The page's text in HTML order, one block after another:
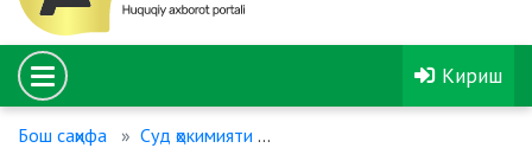
Кириш
Бош саҳифа Суд ҳокимияти